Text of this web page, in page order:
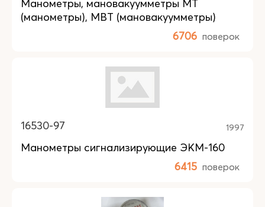
Манометры, мановакуумметры МТ
(манометры), МВТ (мановакуумметры)
6706 поверок
16530-97 1997
Манометры сигнализирующие ЭКМ-160
6415 поверок